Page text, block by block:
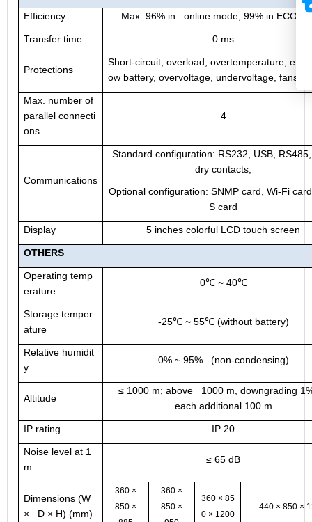
Efficiency Max. 96% in online mode, 99% in ECO
Transfer time 0 ms
Protections
Short-circuit, overload, overtemperature,
ow battery, overvoltage, undervoltage, fans
Max. number of
parallel connecti
ons
4
Communications
Standard configuration: RS232, USB, RS485,
dry contacts;
Optional configuration: SNMP card, Wi-Fi
S card
Display 5 inches colorful LCD touch screen
OTHERS
Operating temp
erature
0℃~ 40℃
Storage temper
ature
-25℃~ 55℃(without battery)
Relative humidit
y
0% ~ 95% (non-condensing)
Altitude
≤ 1000 m; above 1000 m, downgrading
each additional 100 m
IP rating IP 20
Noise level at 1
m
≤ 65 dB
Dimensions (W
× D × H) (mm)
360 ×
850 ×
360 ×
850 ×
360 × 85
0 × 1200
440 × 850 ×